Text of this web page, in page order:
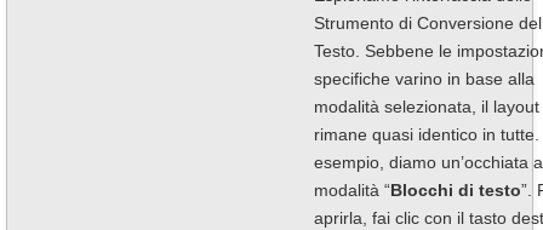
Strumento di Conversione del
Testo. Sebbene le
specifiche varino in base alla
modalità selezionata, il layout
rimane quasi identico in tutte.
esempio, diamo un’occhiata
modalità “Blocchi di testo”.
aprirla, fai clic con il tasto